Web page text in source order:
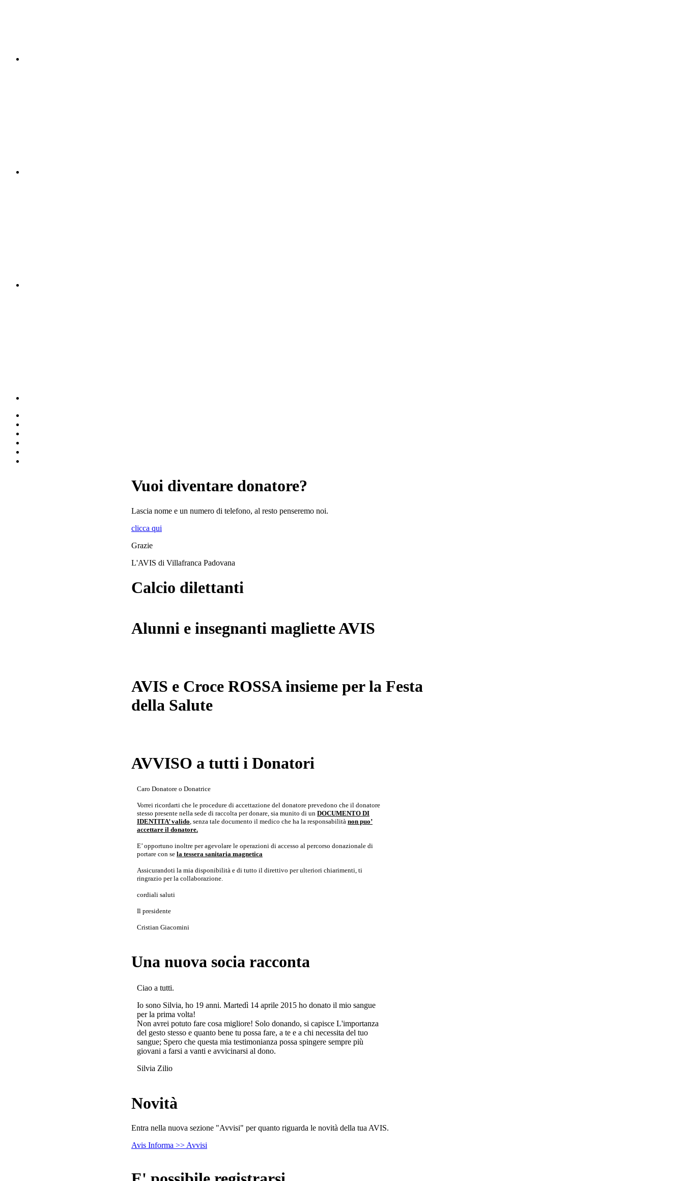
Vuoi diventare donatore?
Lascia nome e un numero di telefono, al resto penseremo noi.
clicca qui
Grazie
L'AVIS di Villafranca Padovana
Calcio dilettanti
Alunni e insegnanti magliette AVIS
AVIS e Croce ROSSA insieme per la Festa
della Salute
AVVISO a tutti i Donatori
Caro Donatore o Donatrice
Vorrei ricordarti che le procedure di accettazione del donatore prevedono che il donatore
stesso presente nella sede di raccolta per donare, sia munito di un DOCUMENTO DI
IDENTITA’ valido, senza tale documento il medico che ha la responsabilità non puo’
accettare il donatore.
E’ opportuno inoltre per agevolare le operazioni di accesso al percorso donazionale di
portare con se la tessera sanitaria magnetica
Assicurandoti la mia disponibilità e di tutto il direttivo per ulteriori chiarimenti, ti
ringrazio per la collaborazione.
cordiali saluti
Il presidente
Cristian Giacomini
Una nuova socia racconta
Ciao a tutti.
Io sono Silvia, ho 19 anni. Martedì 14 aprile 2015 ho donato il mio sangue
per la prima volta!
Non avrei potuto fare cosa migliore! Solo donando, si capisce L'importanza
del gesto stesso e quanto bene tu possa fare, a te e a chi necessita del tuo
sangue; Spero che questa mia testimonianza possa spingere sempre più
giovani a farsi a vanti e avvicinarsi al dono.
Silvia Zilio
Novità
Entra nella nuova sezione "Avvisi" per quanto riguarda le novità della tua AVIS.
Avis Informa >> Avvisi